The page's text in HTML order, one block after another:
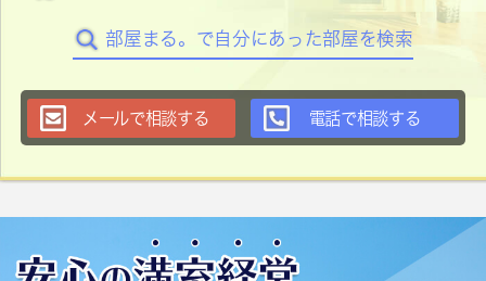
部屋まる。で自分にあった部屋を検索
メールで相談する 電話で相談する